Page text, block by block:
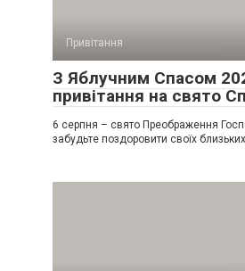
Привітання
З Яблучним Спасом
привітання на свято
6 серпня – свято Преображення
забудьте поздоровити своїх близьких